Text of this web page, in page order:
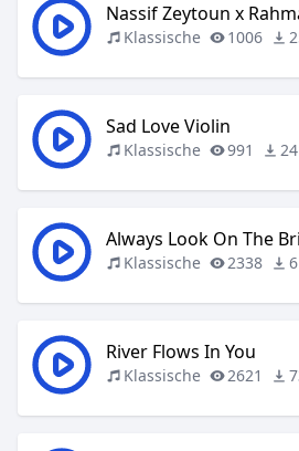
Nassif Zeytoun x
Klassische 1006
Sad Love Violin
Klassische 991
Always Look On The
Klassische 2338
River Flows In You
Klassische 2621